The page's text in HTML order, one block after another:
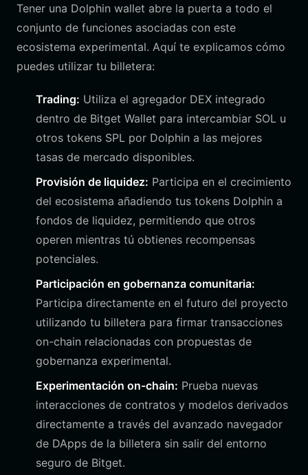
Tener una Dolphin wallet abre la puerta a todo el
conjunto de funciones asociadas con este
ecosistema experimental. Aquí te explicamos cómo
puedes utilizar tu billetera:
Trading: Utiliza el agregador DEX integrado
dentro de Bitget Wallet para intercambiar SOL u
otros tokens SPL por Dolphin a las mejores
tasas de mercado disponibles.
Provisión de liquidez: Participa en el crecimiento
del ecosistema añadiendo tus tokens Dolphin a
fondos de liquidez, permitiendo que otros
operen mientras tú obtienes recompensas
potenciales.
Participación en gobernanza comunitaria:
Participa directamente en el futuro del proyecto
utilizando tu billetera para firmar transacciones
on-chain relacionadas con propuestas de
gobernanza experimental.
Experimentación on-chain: Prueba nuevas
interacciones de contratos y modelos derivados
directamente a través del avanzado navegador
de DApps de la billetera sin salir del entorno
seguro de Bitget.